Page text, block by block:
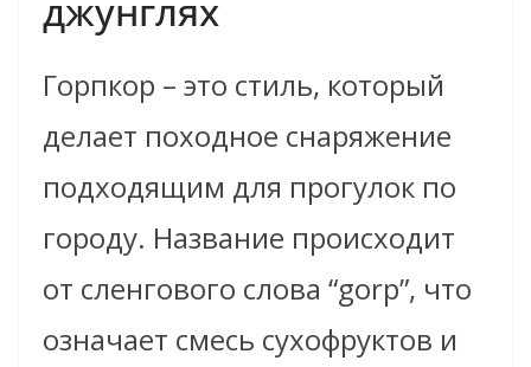
джунглях
Горпкор – это стиль, который
делает походное снаряжение
подходящим для прогулок по
городу. Название происходит
от сленгового слова “gorp”, что
означает смесь сухофруктов и